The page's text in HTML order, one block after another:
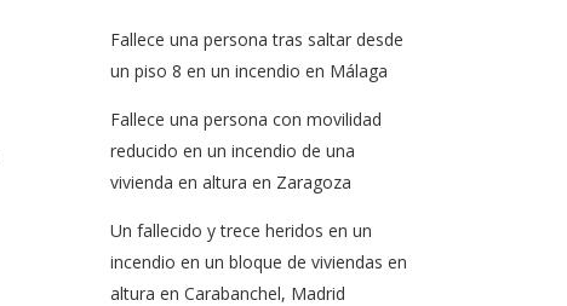
Fallece una persona tras saltar desde
un piso 8 en un incendio en Málaga
Fallece una persona con movilidad
reducido en un incendio de una
vivienda en altura en Zaragoza
Un fallecido y trece heridos en un
incendio en un bloque de viviendas en
altura en Carabanchel, Madrid